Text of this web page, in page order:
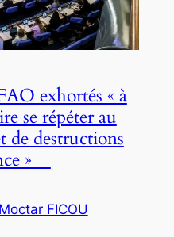
exhortés « à
se répéter au
de destructions
»
FICOU